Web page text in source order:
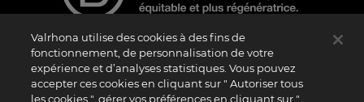
Note d'information
Le logo “Certified B Corporation” est attribué par B Lab, une organisation privée à
Valrhona utilise des cookies à des fins de
fonctionnement, de personnalisation de votre
expérience et d’analyses statistiques. Vous pouvez
accepter ces cookies en cliquant sur " Autoriser tous
les cookies ", gérer vos préférences en cliquant sur "